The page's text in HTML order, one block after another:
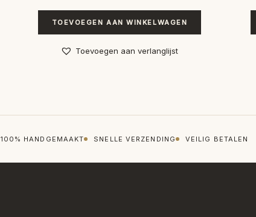
TOEVOEGEN AAN WINKELWAGEN
Toevoegen aan verlanglijst
100% HANDGEMAAKT SNELLE VERZENDING VEILIG BETALEN